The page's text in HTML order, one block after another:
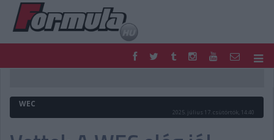
FORMULA
MOTOR
WEC
2025. július 17. csütörtök, 14:40